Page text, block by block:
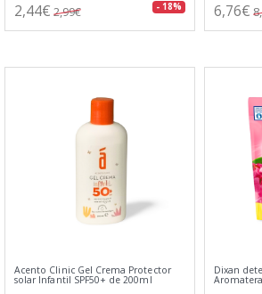
2,44€ 2,99€ - 18% 6,76€
Acento Clinic Gel Crema Protector
solar Infantil SPF50+ de 200ml
Dixan